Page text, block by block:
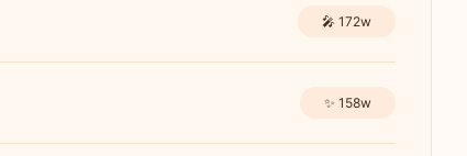
🎤 172w
✨ 158w